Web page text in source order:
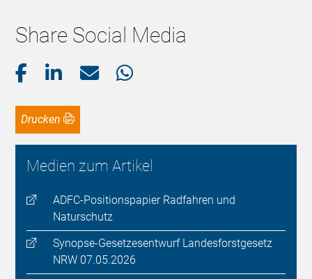
Share Social Media
Drucken
Medien zum Artikel
ADFC-Positionspapier Radfahren und
Naturschutz
Synopse-Gesetzesentwurf Landesforstgesetz
NRW 07.05.2026